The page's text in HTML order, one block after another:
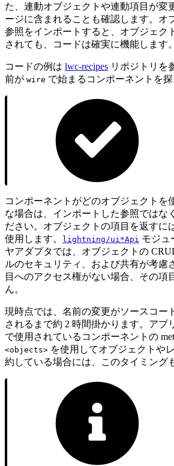
た、連動オブジェクトや連動項目が変
ージに含まれることも確認します。オ
参照をインポートすると、オブジェク
されても、コードは確実に機能します。
コードの例は lwc-recipes リポジトリを
前が wire で始まるコンポーネントを探
コンポーネントがどのオブジェクトを
な場合は、インポートした参照ではな
ださい。オブジェクトの項目を返すに
使用します。
lightning/ui*Api モジュ
ヤアダプタでは、オブジェクトの
ルのセキュリティ、および共有が考慮
目へのアクセス権がない場合、その項
ん。
現時点では、名前の変更がソースコー
されるまで約 2 時間掛かります。アプ
で使用されているコンポーネントの
<objects> を使用してオブジェクトや
約している場合には、このタイミング